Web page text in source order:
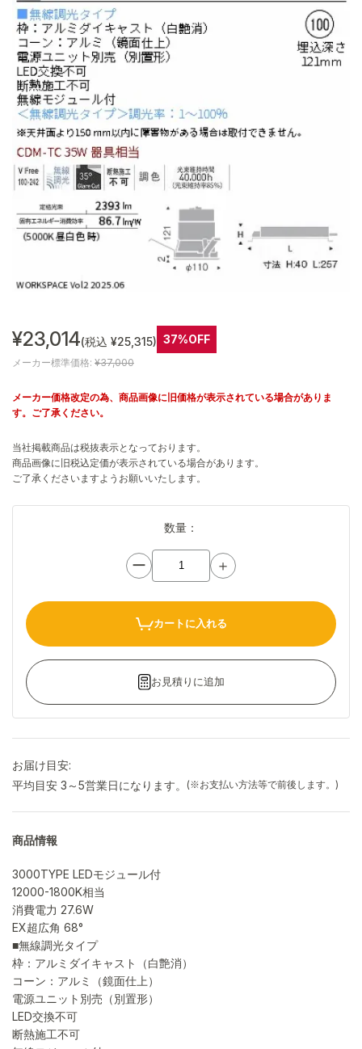
¥23,014(税込 ¥25,315) 37%OFF
メーカー標準価格: ¥37,000
メーカー価格改定の為、商品画像に旧価格が表示されている場合がありま
す。ご了承ください。
当社掲載商品は税抜表示となっております。
商品画像に旧税込定価が表示されている場合があります。
ご了承くださいますようお願いいたします。
数量：
ー ＋
カートに入れる
お見積りに追加
お届け目安:
平均目安 3～5営業日になります。
(※お支払い方法等で前後します。)
商品情報
3000TYPE LEDモジュール付
12000-1800K相当
消費電力 27.6W
EX超広角 68°
■無線調光タイプ
枠：アルミダイキャスト（白艶消）
コーン：アルミ（鏡面仕上）
電源ユニット別売（別置形）
LED交換不可
断熱施工不可